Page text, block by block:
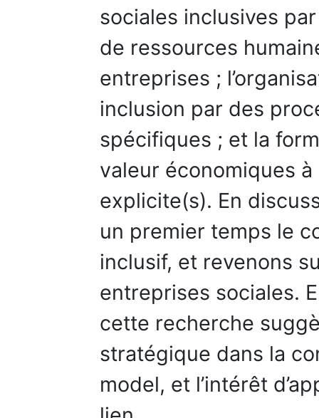
sociales inclusives
de ressources
entreprises ;
inclusion par des
spécifiques ; et la
valeur économiques
explicite(s). En
un premier temps le
inclusif, et revenons
entreprises sociales.
cette recherche
stratégique dans la
model, et l’intérêt